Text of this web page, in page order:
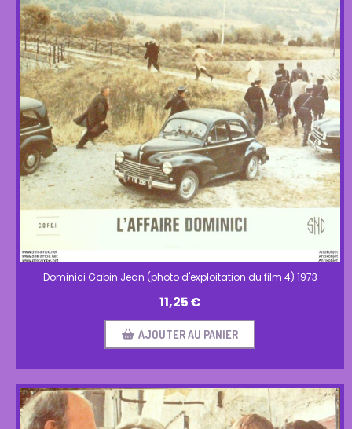
Dominici Gabin Jean (photo d'exploitation du film 4) 1973
11,25€
AJOUTER AU PANIER